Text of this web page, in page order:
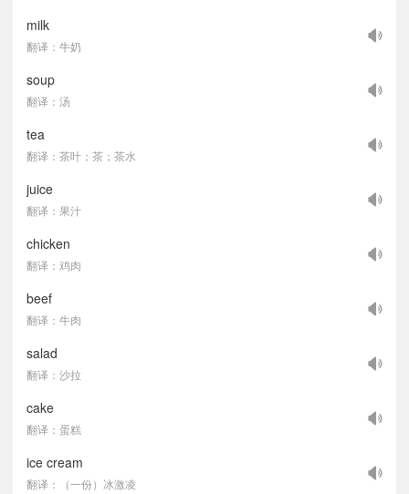
milk
翻译：牛奶
soup
翻译：汤
tea
翻译：茶叶；茶；茶水
juice
翻译：果汁
chicken
翻译：鸡肉
beef
翻译：牛肉
salad
翻译：沙拉
cake
翻译：蛋糕
ice cream
翻译：（一份）冰激凌